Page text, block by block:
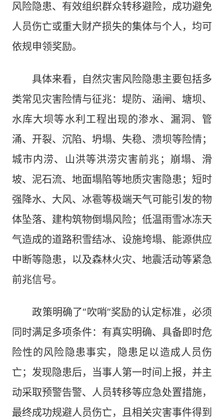
风险隐患、有效组织群众转移避险，成功避免
人员伤亡或重大财产损失的集体与个人，均可
依规申领奖励。
具体来看，自然灾害风险隐患主要包括多
类常见灾害险情与征兆：堤防、涵闸、塘坝、
水库大坝等水利工程出现的渗水、漏洞、管
涌、开裂、沉陷、坍塌、失稳、溃坝等险情；
城市内涝、山洪等洪涝灾害前兆；崩塌、滑
坡、泥石流、地面塌陷等地质灾害隐患；短时
强降水、大风、冰雹等极端天气可能引发的物
体坠落、建构筑物倒塌风险；低温雨雪冰冻天
气造成的道路积雪结冰、设施垮塌、能源供应
中断等隐患，以及森林火灾、地震活动等紧急
前兆信号。
政策明确了“吹哨”奖励的认定标准，必须
同时满足多项条件：有真实明确、具备即时危
险性的风险隐患事实，隐患足以造成人员伤
亡；发现隐患后，当事人第一时间上报，并主
动采取预警告警、人员转移等应急处置措施，
最终成功规避人员伤亡，且相关灾害事件得到